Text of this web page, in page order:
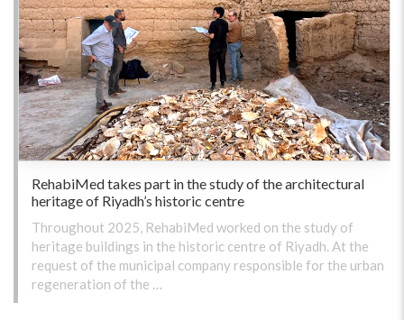
RehabiMed takes part in the study of the architectural
heritage of Riyadh’s historic centre
Throughout 2025, RehabiMed worked on the study of
heritage buildings in the historic centre of Riyadh. At the
request of the municipal company responsible for the urban
regeneration of the …